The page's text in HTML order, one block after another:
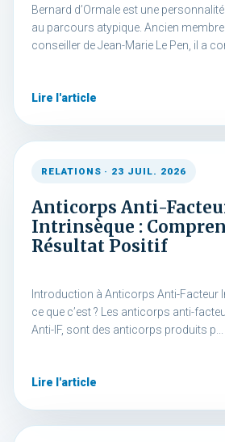
Bernard d’Ormale est une
au parcours atypique. Ancien
conseiller de Jean-Marie Le Pen, il a
Lire l'article
RELATIONS · 23 JUIL. 2026
Anticorps Anti-
Intrinsèque :
Résultat Positif
Introduction à Anticorps Anti-Facteur
ce que c’est ? Les anticorps anti-
Anti-IF, sont des anticorps produits p...
Lire l'article